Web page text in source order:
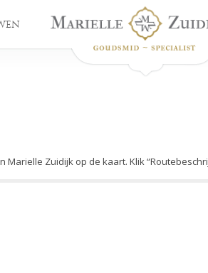
Zuidijk op de kaart. Klik